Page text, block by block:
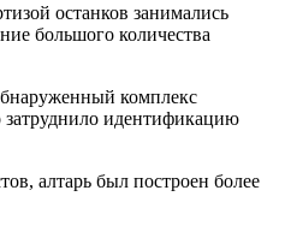
останков занимались
большого количества
комплекс
затруднило идентификацию
алтарь был построен более